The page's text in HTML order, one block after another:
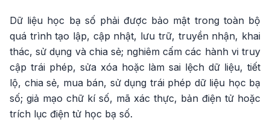
Dữ liệu học bạ số phải được bảo mật trong toàn bộ
quá trình tạo lập, cập nhật, lưu trữ, truyền nhận, khai
thác, sử dụng và chia sẻ; nghiêm cấm các hành vi truy
cập trái phép, sửa xóa hoặc làm sai lệch dữ liệu, tiết
lộ, chia sẻ, mua bán, sử dụng trái phép dữ liệu học bạ
số; giả mạo chữ kí số, mã xác thực, bản điện tử hoặc
trích lục điện tử học bạ số.